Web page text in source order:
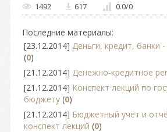
1492
617 0.0/0
Последние материалы:
[23.12.2014] Деньги, кредит, банки
(0)
[21.12.2014] Денежно-кредитное
[21.12.2014] Конспект лекций по
бюджету (0)
[21.12.2014] Бюджетный учёт и
конспект лекций (0)